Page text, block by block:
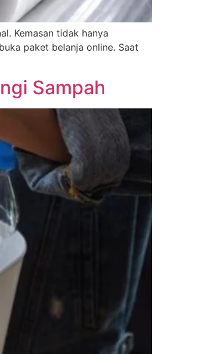
Kemasan tidak hanya
paket belanja online. Saat
Sampah